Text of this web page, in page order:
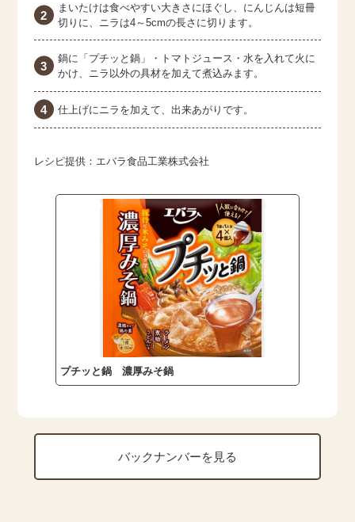
まいたけは食べやすい大きさにほぐし、にんじんは短冊
切りに、ニラは4～5cmの長さに切ります。
鍋に「プチッと鍋」・トマトジュース・水を入れて火に
かけ、ニラ以外の具材を加えて煮込みます。
仕上げにニラを加えて、出来あがりです。
レシピ提供：エバラ食品工業株式会社
プチッと鍋 濃厚みそ鍋
バックナンバーを見る